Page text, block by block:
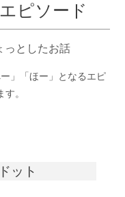
ピソード
っとしたお話
」「ほー」となるエピ
。
ット